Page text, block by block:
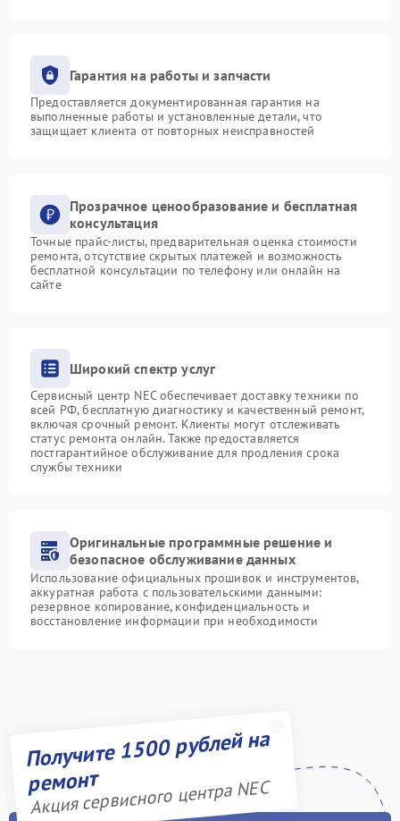
Гарантия на работы и запчасти
Предоставляется документированная гарантия на
выполненные работы и установленные детали, что
защищает клиента от повторных неисправностей
Прозрачное ценообразование и бесплатная
консультация
Точные прайс-листы, предварительная оценка стоимости
ремонта, отсутствие скрытых платежей и возможность
бесплатной консультации по телефону или онлайн на
сайте
Широкий спектр услуг
Сервисный центр NEC обеспечивает доставку техники по
всей РФ, бесплатную диагностику и качественный ремонт,
включая срочный ремонт. Клиенты могут отслеживать
статус ремонта онлайн. Также предоставляется
постгарантийное обслуживание для продления срока
службы техники
Оригинальные программные решение и
безопасное обслуживание данных
Использование официальных прошивок и инструментов,
аккуратная работа с пользовательскими данными:
резервное копирование, конфиденциальность и
восстановление информации при необходимости
Получите 1500 рублей на
ремонт
Акция сервисного центра NEC